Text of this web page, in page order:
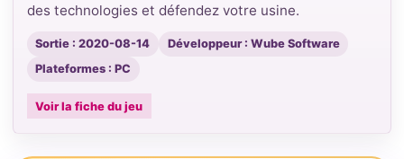
des technologies et défendez votre usine.
Sortie : 2020-08-14
Développeur : Wube Software
Plateformes : PC
Voir la fiche du jeu